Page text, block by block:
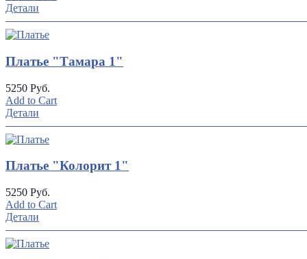
Детали
Платье "Тамара 1"
5250 Руб.
Add to Cart
Детали
Платье "Колорит 1"
5250 Руб.
Add to Cart
Детали